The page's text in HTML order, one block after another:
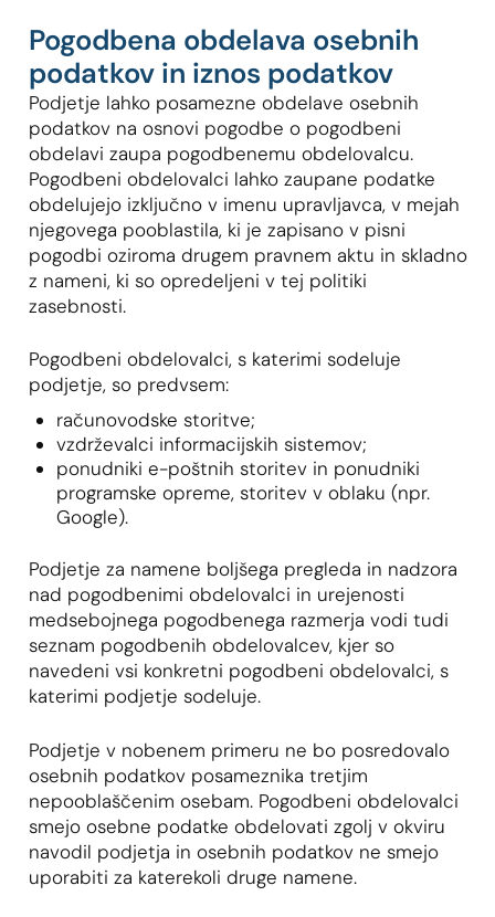
Pogodbena obdelava osebnih
podatkov in iznos podatkov
Podjetje lahko posamezne obdelave osebnih
podatkov na osnovi pogodbe o pogodbeni
obdelavi zaupa pogodbenemu obdelovalcu.
Pogodbeni obdelovalci lahko zaupane podatke
obdelujejo izključno v imenu upravljavca, v mejah
njegovega pooblastila, ki je zapisano v pisni
pogodbi oziroma drugem pravnem aktu in skladno
z nameni, ki so opredeljeni v tej politiki
zasebnosti.
Pogodbeni obdelovalci, s katerimi sodeluje
podjetje, so predvsem:
računovodske storitve;
vzdrževalci informacijskih sistemov;
ponudniki e-poštnih storitev in ponudniki
programske opreme, storitev v oblaku (npr.
Google).
Podjetje za namene boljšega pregleda in nadzora
nad pogodbenimi obdelovalci in urejenosti
medsebojnega pogodbenega razmerja vodi tudi
seznam pogodbenih obdelovalcev, kjer so
navedeni vsi konkretni pogodbeni obdelovalci, s
katerimi podjetje sodeluje.
Podjetje v nobenem primeru ne bo posredovalo
osebnih podatkov posameznika tretjim
nepooblaščenim osebam. Pogodbeni obdelovalci
smejo osebne podatke obdelovati zgolj v okviru
navodil podjetja in osebnih podatkov ne smejo
uporabiti za katerekoli druge namene.